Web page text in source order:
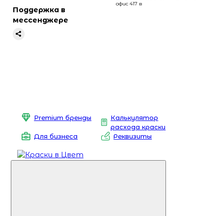
Поддержка в
мессенджере
офис 417 в
Premium бренды
Калькулятор
расхода краски
Для бизнеса
Реквизиты